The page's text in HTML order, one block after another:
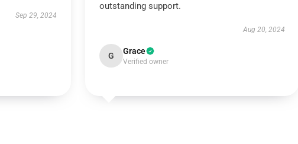
Sep 29, 2024
outstanding support.
Aug 20, 2024
G Grace
Verified owner